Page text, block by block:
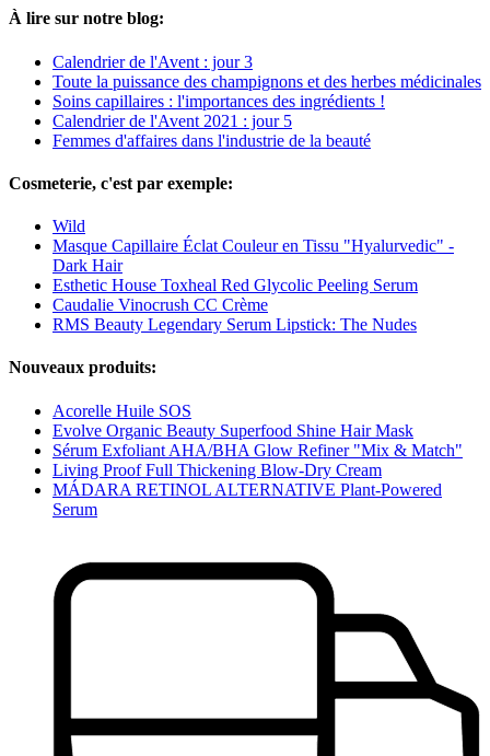
À lire sur notre blog:
Calendrier de l'Avent : jour 3
Toute la puissance des champignons et des herbes médicinales
Soins capillaires : l'importances des ingrédients !
Calendrier de l'Avent 2021 : jour 5
Femmes d'affaires dans l'industrie de la beauté
Cosmeterie, c'est par exemple:
Wild
Masque Capillaire Éclat Couleur en Tissu "Hyalurvedic" -
Dark Hair
Esthetic House Toxheal Red Glycolic Peeling Serum
Caudalie Vinocrush CC Crème
RMS Beauty Legendary Serum Lipstick: The Nudes
Nouveaux produits:
Acorelle Huile SOS
Evolve Organic Beauty Superfood Shine Hair Mask
Sérum Exfoliant AHA/BHA Glow Refiner "Mix & Match"
Living Proof Full Thickening Blow-Dry Cream
MÁDARA RETINOL ALTERNATIVE Plant-Powered
Serum